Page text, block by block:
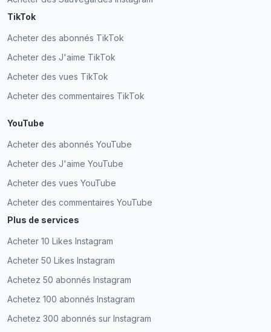
DJ D. Jaynes
maintenant avec ExpressFollowers.com.
ER
Client vérifié
J'ai gagné des adeptes du jour au lendemain et
vrais adeptes actifs.
Mark Jayson
Client vérifié
Expressfollowers est le meilleur moyen d'obtenir
SB
Client vérifié
Expressfollowers est le meilleur moyen d'obtenir
des abonnés actifs pour le public cible. Chapeau
bas pour m'avoir donné plus de followers que je
RP Rhea Payun
TikTok
Acheter des abonnés TikTok
Acheter des J'aime TikTok
Acheter des vues TikTok
Acheter des commentaires TikTok
YouTube
Acheter des abonnés YouTube
Acheter des J'aime YouTube
Acheter des vues YouTube
Acheter des commentaires YouTube
Plus de services
Acheter 10 Likes Instagram
Acheter 50 Likes Instagram
Achetez 50 abonnés Instagram
Achetez 100 abonnés Instagram
Achetez 300 abonnés sur Instagram